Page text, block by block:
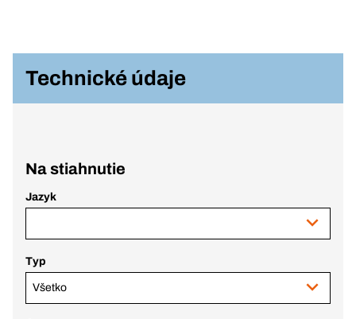
Technické údaje
Na stiahnutie
Jazyk
Typ
Všetko